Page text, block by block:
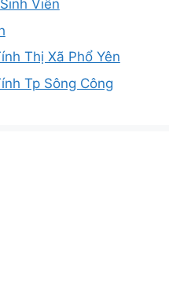
Viên
Thị Xã Phổ Yên
Tp Sông Công